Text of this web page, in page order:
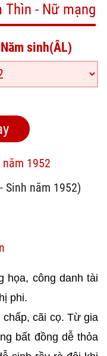
- Nữ mạng
Năm sinh(ÂL)
1952
Sinh năm 1952)
họa, công danh tài
phi.
chấp, cãi cọ. Từ gia
bất đồng dễ thỏa